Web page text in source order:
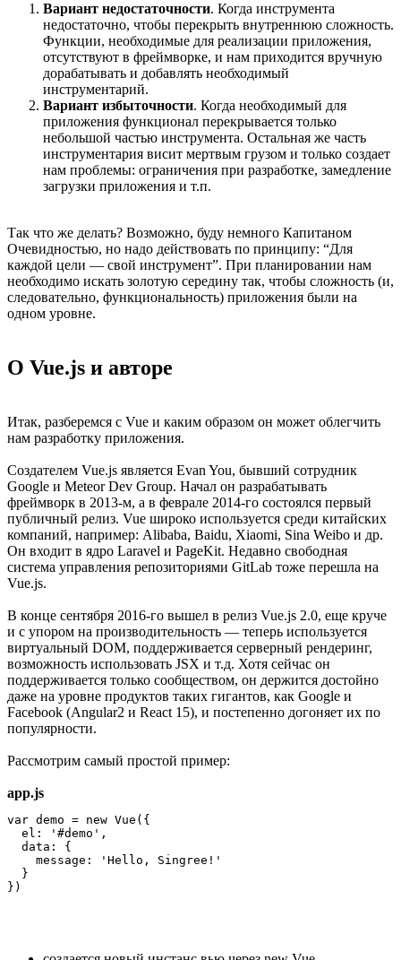
Вариант недостаточности. Когда инструмента
недостаточно, чтобы перекрыть внутреннюю сложность.
Функции, необходимые для реализации приложения,
отсутствуют в фреймворке, и нам приходится вручную
дорабатывать и добавлять необходимый
инструментарий.
Вариант избыточности. Когда необходимый для
приложения функционал перекрывается только
небольшой частью инструмента. Остальная же часть
инструментария висит мертвым грузом и только создает
нам проблемы: ограничения при разработке, замедление
загрузки приложения и т.п.
Так что же делать? Возможно, буду немного Капитаном
Очевидностью, но надо действовать по принципу: “Для
каждой цели — свой инструмент”. При планировании нам
необходимо искать золотую середину так, чтобы сложность (и,
следовательно, функциональность) приложения были на
одном уровне.
О Vue.js и авторе
Итак, разберемся с Vue и каким образом он может облегчить
нам разработку приложения.
Создателем Vue.js является Evan You, бывший сотрудник
Google и Meteor Dev Group. Начал он разрабатывать
фреймворк в 2013-м, а в феврале 2014-го состоялся первый
публичный релиз. Vue широко используется среди китайских
компаний, например: Alibaba, Baidu, Xiaomi, Sina Weibo и др.
Он входит в ядро Laravel и PageKit. Недавно свободная
система управления репозиториями GitLab тоже перешла на
Vue.js.
В конце сентября 2016-го вышел в релиз Vue.js 2.0, еще круче
и с упором на производительность — теперь используется
виртуальный DOM, поддерживается серверный рендеринг,
возможность использовать JSX и т.д. Хотя сейчас он
поддерживается только сообществом, он держится достойно
даже на уровне продуктов таких гигантов, как Google и
Facebook (Angular2 и React 15), и постепенно догоняет их по
популярности.
Рассмотрим самый простой пример:
app.js
var demo = new Vue({
  el: '#demo',
  data: {
    message: 'Hello, Singree!'
  }
})